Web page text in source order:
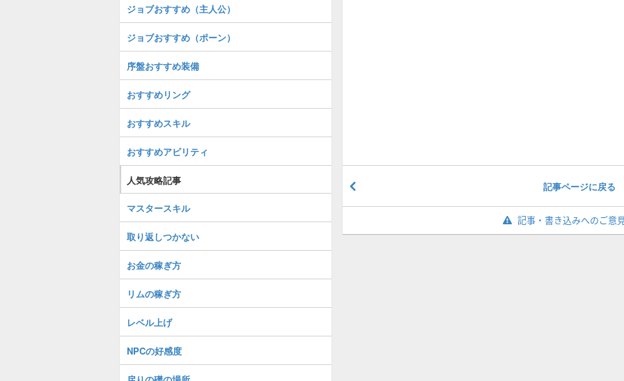
記事ページに戻る
記事・書き込みへのご意
ジョブおすすめ（主人公）
ジョブおすすめ（ポーン）
序盤おすすめ装備
おすすめリング
おすすめスキル
おすすめアビリティ
人気攻略記事
マスタースキル
取り返しつかない
お金の稼ぎ方
リムの稼ぎ方
レベル上げ
NPCの好感度